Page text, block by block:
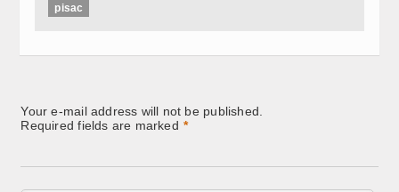
pisac
Your e-mail address will not be published.
Required fields are marked *